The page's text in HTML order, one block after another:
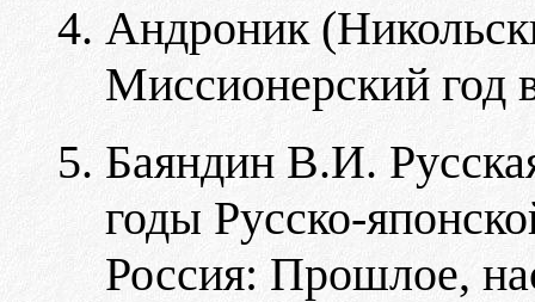
Андроник
Миссионерский
Баяндин В.И.
годы Русско-
Россия: Прошлое,